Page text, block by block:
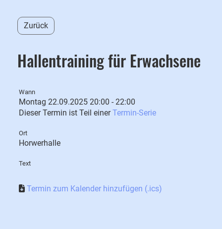
Zurück
Hallentraining für Erwachsene
Wann
Montag 22.09.2025 20:00 - 22:00
Dieser Termin ist Teil einerTermin-Serie
Ort
Horwerhalle
Text
Termin zum Kalender hinzufügen (.ics)